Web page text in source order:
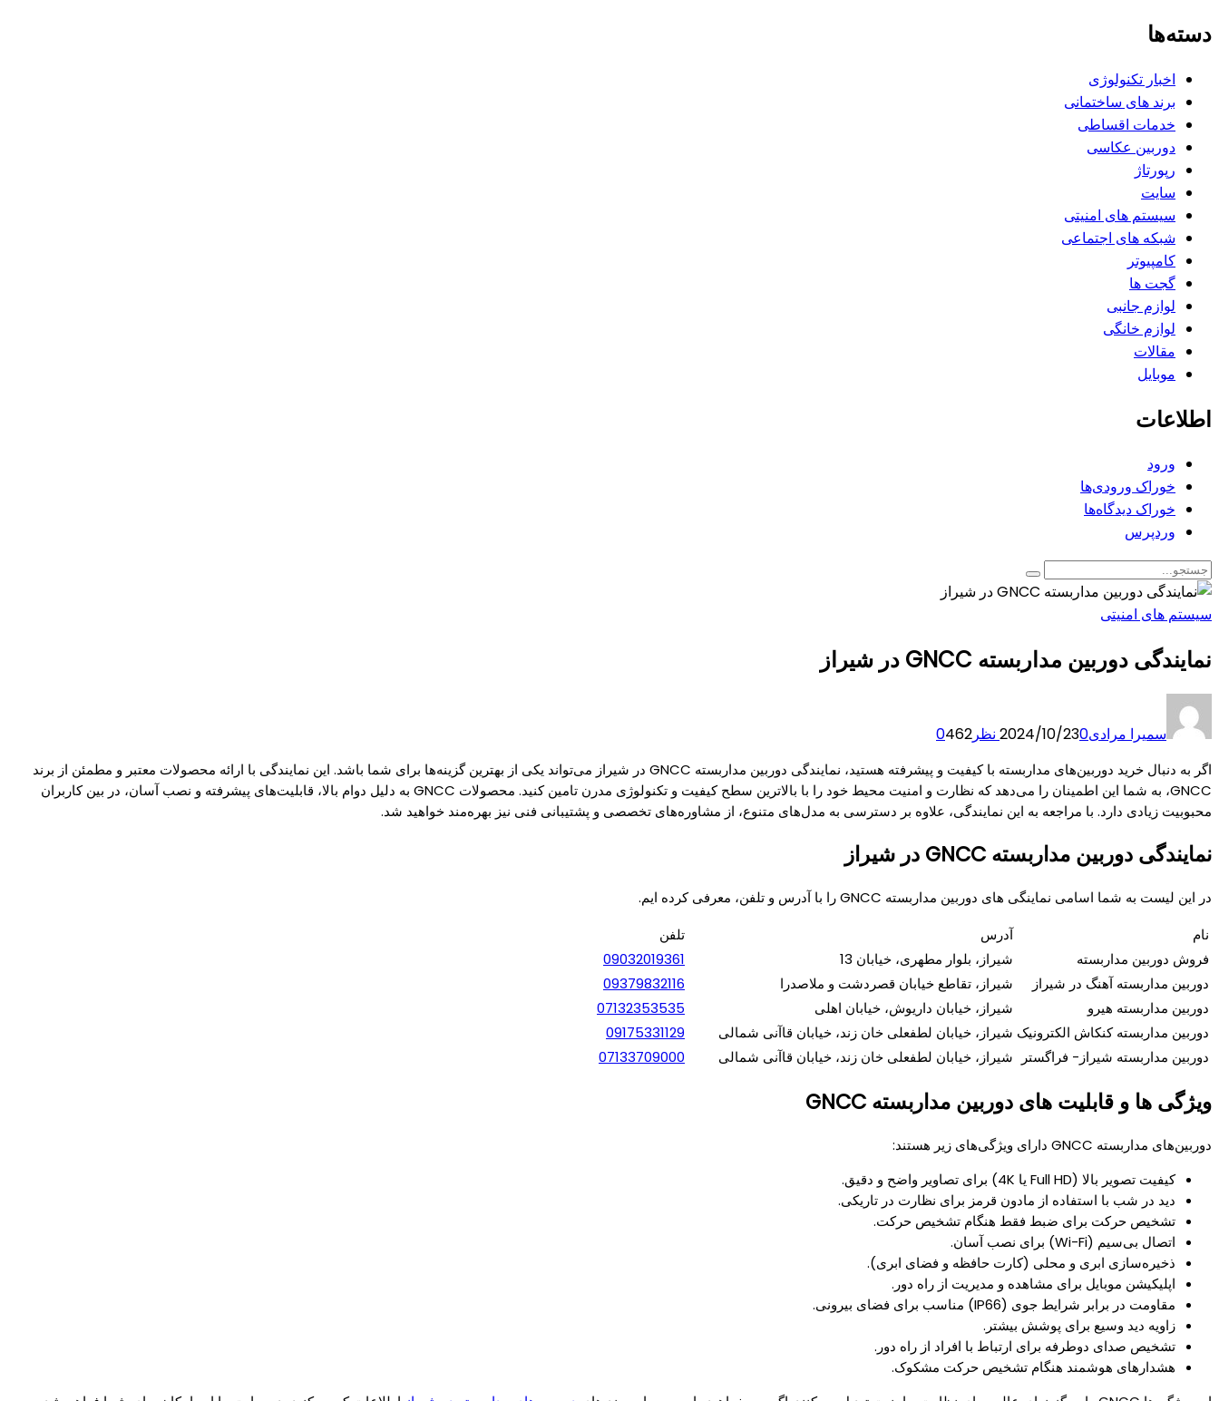
دسته‌ها
اخبار تکنولوژی
برند های ساختمانی
خدمات اقساطی
دوربین عکاسی
رپورتاژ
سایت
سیستم های امنیتی
شبکه های اجتماعی
کامپیوتر
گجت ها
لوازم جانبی
لوازم خانگی
مقالات
موبایل
اطلاعات
ورود
خوراک ورودی‌ها
خوراک دیدگاه‌ها
وردپرس
سیستم های امنیتی
نمایندگی دوربین مداربسته GNCC در شیراز
سمیرا مرادی 2024/10/230 نظر 0462
اگر به دنبال خرید دوربین‌های مداربسته با کیفیت و پیشرفته هستید، نمایندگی دوربین مداربسته GNCC در شیراز می‌تواند یکی از بهترین گزینه‌ها برای شما باشد. این نمایندگی با ارائه محصولات معتبر و مطمئن از برند
GNCC، به شما این اطمینان را می‌دهد که نظارت و امنیت محیط خود را با بالاترین سطح کیفیت و تکنولوژی مدرن تامین کنید. محصولات GNCC به دلیل دوام بالا، قابلیت‌های پیشرفته و نصب آسان، در بین کاربران
محبوبیت زیادی دارد. با مراجعه به این نمایندگی، علاوه بر دسترسی به مدل‌های متنوع، از مشاوره‌های تخصصی و پشتیبانی فنی نیز بهره‌مند خواهید شد.
نمایندگی دوربین مداربسته GNCC در شیراز
در این لیست به شما اسامی نماینگی های دوربین مداربسته GNCC را با آدرس و تلفن، معرفی کرده ایم.
نام
آدرس
تلفن
فروش دوربین مداربسته
شیراز، بلوار مطهری، خیابان 13
09032019361
دوربین مداربسته آهنگ در شیراز
شیراز، تقاطع خیابان قصردشت و ملاصدرا
09379832116
دوربین مداربسته هیرو
شیراز، خیابان داریوش، خیابان اهلی
07132353535
دوربین مداربسته کنکاش الکترونیک شیراز، خیابان لطفعلی خان زند، خیابان قاآنی شمالی
09175331129
دوربین مداربسته شیراز- فراگستر
شیراز، خیابان لطفعلی خان زند، خیابان قاآنی شمالی 07133709000
ویژگی ها و قابلیت های دوربین مداربسته GNCC
دوربین‌های مداربسته GNCC دارای ویژگی‌های زیر هستند:
کیفیت تصویر بالا (Full HD یا 4K) برای تصاویر واضح و دقیق.
دید در شب با استفاده از مادون قرمز برای نظارت در تاریکی.
تشخیص حرکت برای ضبط فقط هنگام تشخیص حرکت.
اتصال بی‌سیم (Wi-Fi) برای نصب آسان.
ذخیره‌سازی ابری و محلی (کارت حافظه و فضای ابری).
اپلیکیشن موبایل برای مشاهده و مدیریت از راه دور.
مقاومت در برابر شرایط جوی (IP66) مناسب برای فضای بیرونی.
زاویه دید وسیع برای پوشش بیشتر.
تشخیص صدای دوطرفه برای ارتباط با افراد از راه دور.
هشدارهای هوشمند هنگام تشخیص حرکت مشکوک.